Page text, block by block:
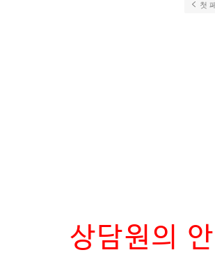
첫
상담원의